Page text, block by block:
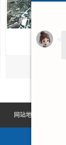
网站地图